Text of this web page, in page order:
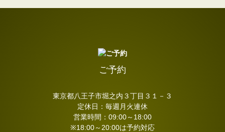
ご予約
東京都八王子市堀之内３丁目３１－３
定休日：毎週月火連休
営業時間：09:00～18:00
※18:00～20:00は予約対応